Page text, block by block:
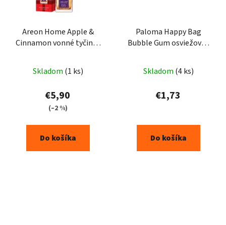
Areon Home Apple &
Cinnamon vonné tyčinky
Skladom (1 ks)
€5,90
(–2 %)
Do košíka
Paloma Happy Bag
Bubble Gum osviežovač
Skladom (4 ks)
€1,73
Do košíka